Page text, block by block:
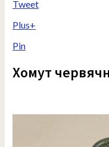
Tweet
Plus+
Pin
Хомут